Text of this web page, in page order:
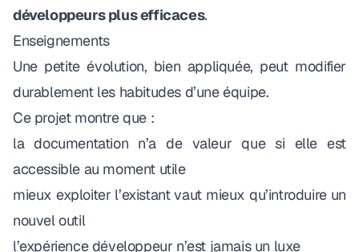
développeurs plus efficaces.
Enseignements
Une petite évolution, bien appliquée, peut modifier
durablement les habitudes d’une équipe.
Ce projet montre que :
la documentation n’a de valeur que si elle est
accessible au moment utile
mieux exploiter l’existant vaut mieux qu’introduire un
nouvel outil
l’expérience développeur n’est jamais un luxe